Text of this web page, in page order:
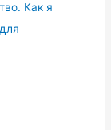
Как я